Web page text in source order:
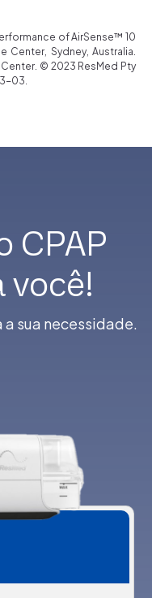
ofAirSense™ 10
Center, Sydney,Australia.
© 2023 ResMed Pty
03.
CPAP
sua necessidade.